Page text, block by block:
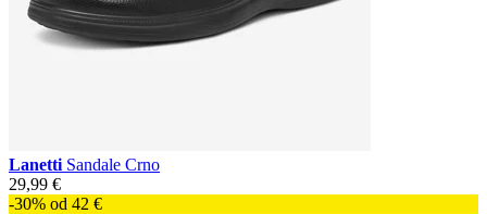
Lanetti Sandale Crno
29,99 €
-30% od 42 €